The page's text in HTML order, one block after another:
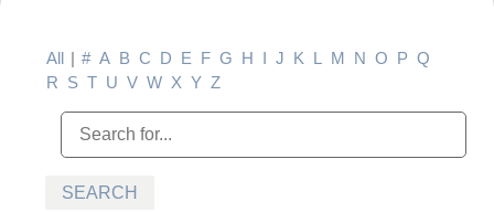
All | # A B C D E F G H I J K L M N O P Q
R S T U V W X Y Z